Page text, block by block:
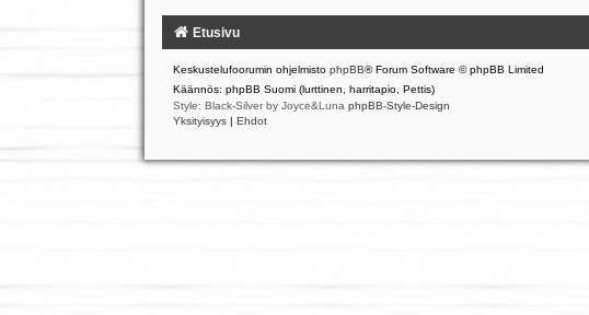
Etusivu
Keskustelufoorumin ohjelmisto phpBB® Forum Software © phpBB Limited
Käännös: phpBB Suomi (lurttinen, harritapio, Pettis)
Style: Black-Silver by Joyce&Luna phpBB-Style-Design
Yksityisyys | Ehdot